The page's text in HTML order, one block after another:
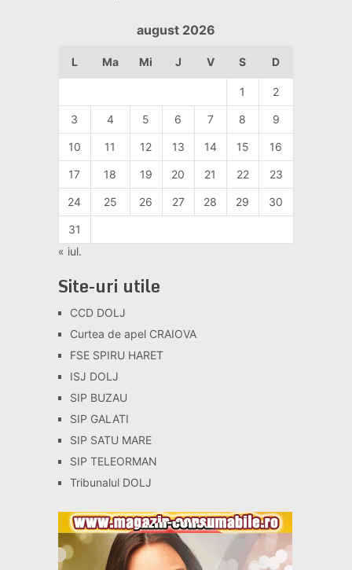
august 2026
L Ma Mi J V S D
1 2
3 4 5 6 7 8 9
10 11 12 13 14 15 16
17 18 19 20 21 22 23
24 25 26 27 28 29 30
31
« iul.
Site-uri utile
CCD DOLJ
Curtea de apel CRAIOVA
FSE SPIRU HARET
ISJ DOLJ
SIP BUZAU
SIP GALATI
SIP SATU MARE
SIP TELEORMAN
Tribunalul DOLJ